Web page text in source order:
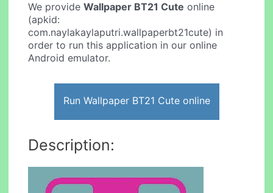
We provideWallpaper BT21 Cute online
(apkid:
com.naylakaylaputri.wallpaperbt21cute) in
order to run this application in our online
Android emulator.
Run Wallpaper BT21 Cute online
Description: